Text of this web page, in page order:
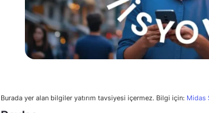
Burada yer alan bilgiler yatırım tavsiyesi içermez. Bilgi için: Midas